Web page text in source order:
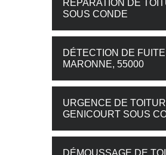
RÉPARATION DE
SOUS CONDE
DÉTECTION DE
MARONNE, 55000
URGENCE DE
GENICOURT SOUS
DÉMOUSSAGE DE